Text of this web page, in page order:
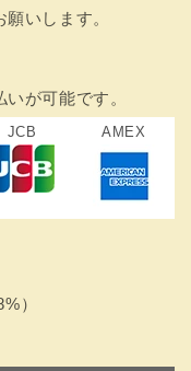
いします。
が可能です。
JCB AMEX
）